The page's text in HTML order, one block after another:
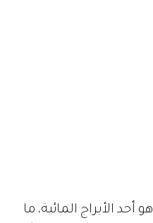
الأبراج المائية، ما